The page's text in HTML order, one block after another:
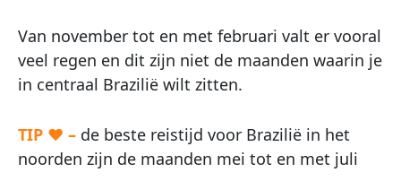
Van november tot en met februari valt er vooral
veel regen en dit zijn niet de maanden waarin je
in centraal Brazilië wilt zitten.
TIP ♥ – de beste reistijd voor Brazilië in het
noorden zijn de maanden mei tot en met juli